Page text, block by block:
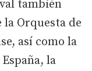
también
Orquesta de
así como la
la